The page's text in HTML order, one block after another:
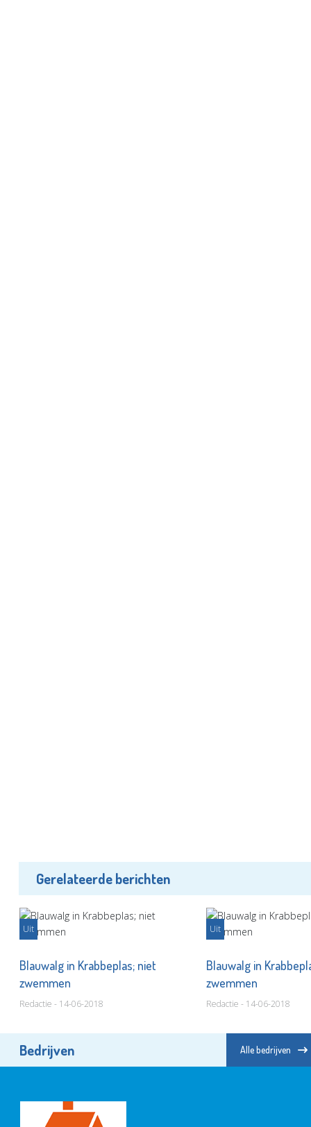
Gerelateerde berichten
Uit
Blauwalg in Krabbeplas; niet
zwemmen
Redactie - 14-06-2018
Uit
Blauwalg in
zwemmen
Redactie - 14-06-2018
Bedrijven Alle bedrijven